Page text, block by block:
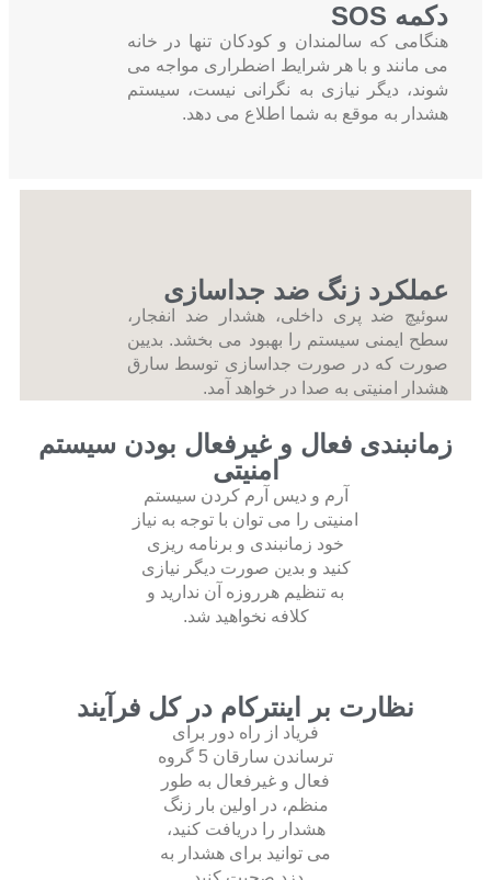
دکمه SOS
هنگامی که سالمندان و کودکان تنها در خانه
می مانند و با هر شرایط اضطراری مواجه می
شوند، دیگر نیازی به نگرانی نیست، سیستم
هشدار به موقع به شما اطلاع می دهد.
عملکرد زنگ ضد جداسازی
سوئیچ ضد پری داخلی، هشدار ضد انفجار،
سطح ایمنی سیستم را بهبود می بخشد. بدیین
صورت که در صورت جداسازی توسط سارق
هشدار امنیتی به صدا در خواهد آمد.
زمانبندی فعال و غیرفعال بودن سیستم
امنیتی
آرم و دیس آرم کردن سیستم
امنیتی را می توان با توجه به نیاز
خود زمانبندی و برنامه ریزی
کنید و بدین صورت دیگر نیازی
به تنظیم هرروزه آن ندارید و
کلافه نخواهید شد.
نظارت بر اینترکام در کل فرآیند
فریاد از راه دور برای
ترساندن سارقان 5 گروه
فعال و غیرفعال به طور
منظم، در اولین بار زنگ
هشدار را دریافت کنید،
می توانید برای هشدار به